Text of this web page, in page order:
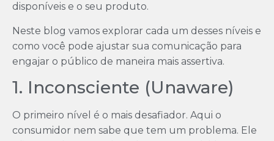
disponíveis e o seu produto.
Neste blog vamos explorar cada um desses níveis e
como você pode ajustar sua comunicação para
engajar o público de maneira mais assertiva.
1. Inconsciente (Unaware)
O primeiro nível é o mais desafiador. Aqui o
consumidor nem sabe que tem um problema. Ele